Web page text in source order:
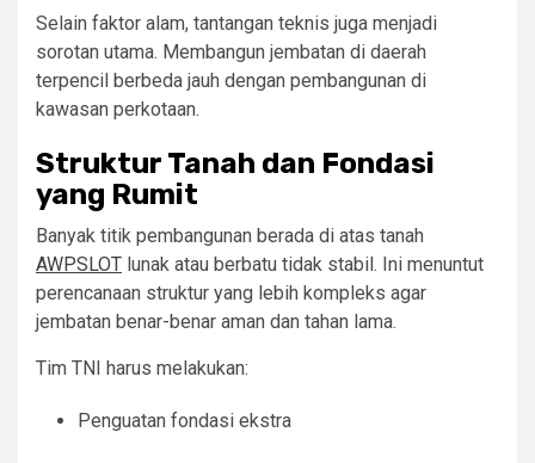
Selain faktor alam, tantangan teknis juga menjadi
sorotan utama. Membangun jembatan di daerah
terpencil berbeda jauh dengan pembangunan di
kawasan perkotaan.
Struktur Tanah dan Fondasi
yang Rumit
Banyak titik pembangunan berada di atas tanah
AWPSLOT lunak atau berbatu tidak stabil. Ini menuntut
perencanaan struktur yang lebih kompleks agar
jembatan benar-benar aman dan tahan lama.
Tim TNI harus melakukan:
Penguatan fondasi ekstra